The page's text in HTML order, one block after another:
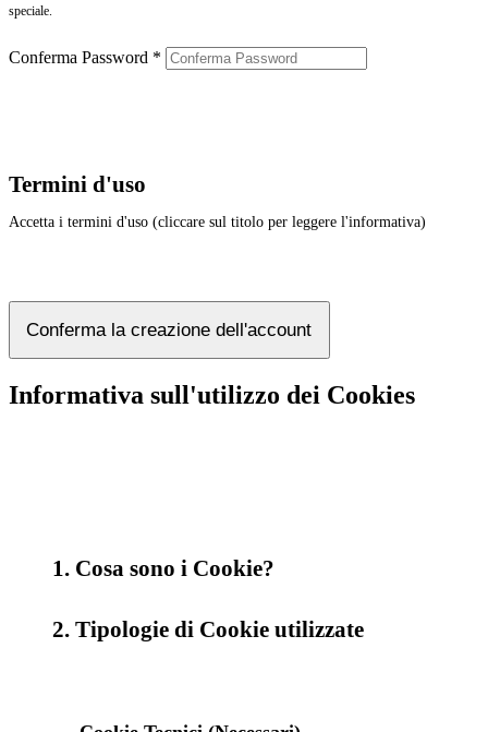
speciale.
Conferma Password *
Termini d'uso
Accetta i termini d'uso (cliccare sul titolo per leggere l'informativa)
Conferma la creazione dell'account
Informativa sull'utilizzo dei Cookies
1. Cosa sono i Cookie?
2. Tipologie di Cookie utilizzate